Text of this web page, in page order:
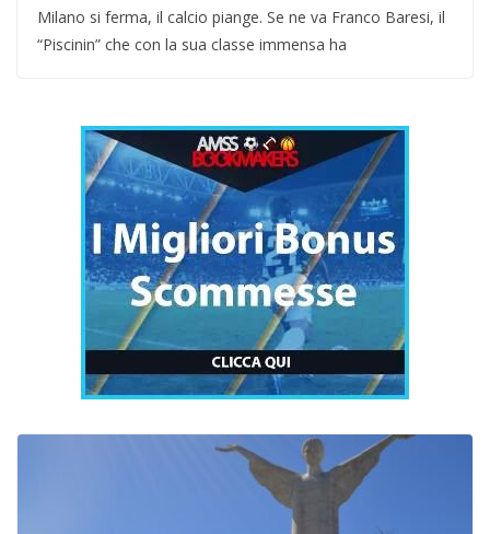
Milano si ferma, il calcio piange. Se ne va Franco Baresi, il
“Piscinin” che con la sua classe immensa ha